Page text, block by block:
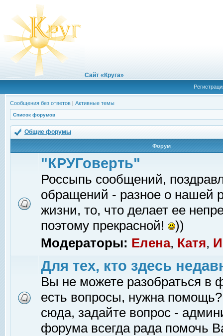
Сайт «Круга»
Сообщения без ответов | Активные темы
Список форумов
Общие форумы
Форум
"КРУГоверть"
Россыпь сообщений,
обращений - разное о нашей
жизни, то, что делает ее
поэтому прекрасной!
))
Модераторы: Елена, Катя,
Для тех, кто здесь
Вы не можете разобраться в
есть вопросы, нужна помощь?
сюда, задайте вопрос -
форума всегда рада помочь